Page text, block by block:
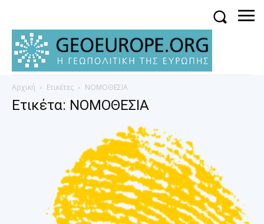
Αρχική Ετικέτες ΝΟΜΟΘΕΣΙΑ
Ετικέτα: ΝΟΜΟΘΕΣΙΑ